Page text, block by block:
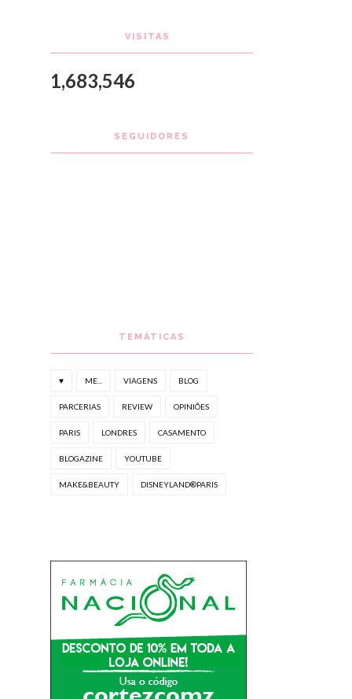
VISITAS
1,683,546
SEGUIDORES
TEMÁTICAS
♥ ME... VIAGENS BLOG
PARCERIAS REVIEW OPINIÕES
PARIS LONDRES CASAMENTO
BLOGAZINE YOUTUBE
MAKE&BEAUTY DISNEYLAND®PARIS